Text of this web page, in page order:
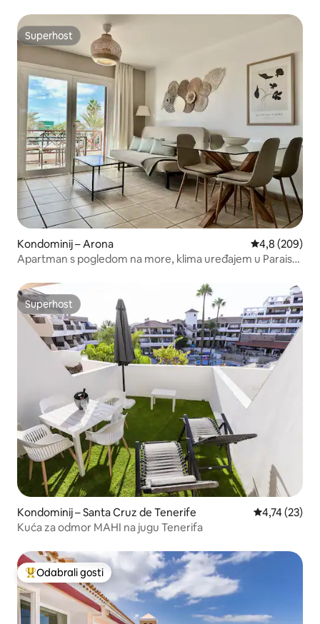
Superhost
Superhost
Kondominij – Arona Prosječna
4,8 (209)
Apartman s pogledom na more, klima uređajem u Paraiso
Superhost
Superhost
Kondominij – Santa Cruz de Tenerife Prosječna
4,74 (23)
Kuća za odmor MAHI na jugu Tenerifa
Među najviše rangiranima s oznakom „Odabrali gosti”
Odabrali gosti